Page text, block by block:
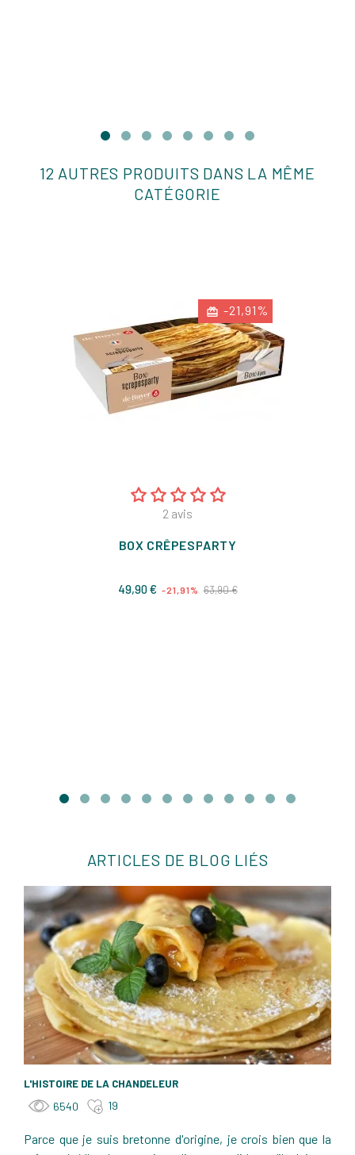
12 AUTRES PRODUITS DANS LA MÊME
CATÉGORIE
-21,91%
2 avis
BOX CRÊPESPARTY
49,90 € Prix
-21,91% 63,90 €Prix
ARTICLES DE BLOG LIÉS
L'HISTOIRE DE LA CHANDELEUR
6540 19
Parce que je suis bretonne d'origine, je crois bien que la